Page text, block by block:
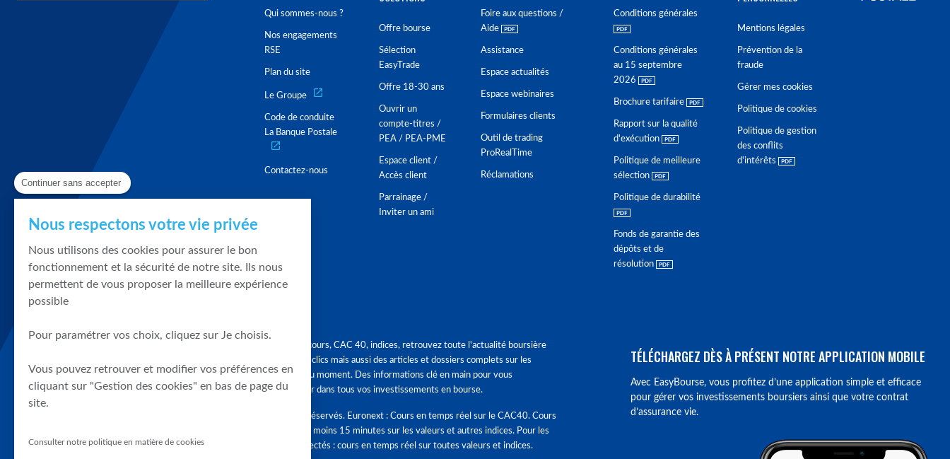
Qui sommes-nous ?
Nos engagements
RSE
Plan du site
Le Groupe
Code de conduite
La Banque Postale
Contactez-nous
Offre bourse
Sélection
EasyTrade
Offre 18-30 ans
Ouvrir un
compte-titres /
PEA / PEA-PME
Espace client /
Accès client
Parrainage /
Inviter un ami
Foire aux questions /
Aide
Assistance
Espace actualités
Espace webinaires
Formulaires clients
Outil de trading
ProRealTime
Réclamations
Conditions générales
Conditions générales
au 15 septembre
2026
Brochure tarifaire
Rapport sur la qualité
d'exécution
Politique de meilleure
sélection
Politique de durabilité
Fonds de garantie des
dépôts et de
résolution
Mentions légales
Prévention de la
fraude
Gérer mes cookies
Politique de cookies
Politique de gestion
des conflits
d'intérêts
Graphique, cours, CAC 40, indices, retrouvez toute l'actualité boursière
en quelques clics mais aussi des articles et dossiers complets sur les
tendances du moment. Des informations clé en main pour vous
accompagner dans tous vos investissements en bourse.
Tous droits réservés. Euronext : Cours en temps réel sur le CAC40. Cours
différés d'au moins 15 minutes sur les valeurs et autres indices. Pour les
clients connectés : cours en temps réel sur toutes valeurs et indices.
TÉLÉCHARGEZ DÈS À PRÉSENT NOTRE APPLICATION MOBILE
Avec EasyBourse, vous profitez d’une application simple et efficace
pour gérer vos investissements boursiers ainsi que votre contrat
d’assurance vie.
Continuer sans accepter
Nous respectons votre vie privée
Nous utilisons des cookies pour assurer le bon
fonctionnement et la sécurité de notre site. Ils nous
permettent de vous proposer la meilleure expérience
possible
Pour paramétrer vos choix, cliquez sur Je choisis.
Vous pouvez retrouver et modifier vos préférences en
cliquant sur "Gestion des cookies" en bas de page du
site.
Consulter notre politique en matière de cookies